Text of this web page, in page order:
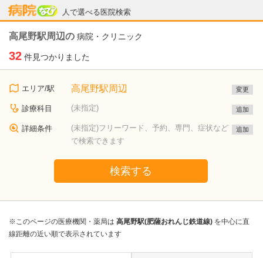
人で選べる医院検索
病院なび
高尾野駅周辺の 病院・クリニック
32 件見つかりました
エリア/駅 高尾野駅周辺 変更
診療科目 (未指定) 追加
詳細条件
(未指定)フリーワード、予約、専門、症状など
で検索できます
追加
検索する
※このページの医療機関・薬局は 高尾野駅(肥薩おれんじ鉄道線) を中心に直
線距離の近い順で表示されています